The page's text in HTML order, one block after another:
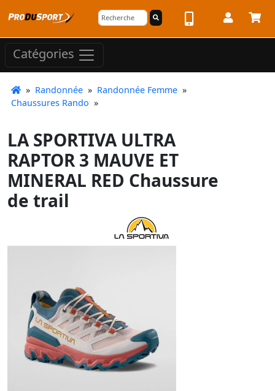
Catégories
» Randonnée » Randonnée Femme »
Chaussures Rando »
LA SPORTIVA ULTRA
RAPTOR 3 MAUVE ET
MINERAL RED Chaussure
de trail